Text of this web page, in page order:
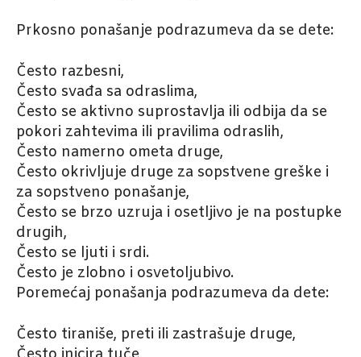
Prkosno ponašanje podrazumeva da se dete:
Često razbesni,
Često svađa sa odraslima,
Često se aktivno suprostavlja ili odbija da se
pokori zahtevima ili pravilima odraslih,
Često namerno ometa druge,
Često okrivljuje druge za sopstvene greške i
za sopstveno ponašanje,
Često se brzo uzruja i osetljivo je na postupke
drugih,
Često se ljuti i srdi.
Često je zlobno i osvetoljubivo.
Poremećaj ponašanja podrazumeva da dete:
Često tiraniše, preti ili zastrašuje druge,